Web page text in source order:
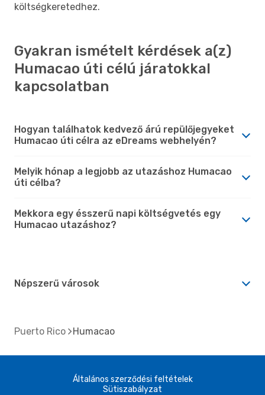
költségkeretedhez.
Gyakran ismételt kérdések a(z)
Humacao úti célú járatokkal
kapcsolatban
Hogyan találhatok kedvező árú repülőjegyeket
Humacao úti célra az eDreams webhelyén?
Melyik hónap a legjobb az utazáshoz Humacao
úti célba?
Mekkora egy ésszerű napi költségvetés egy
Humacao utazáshoz?
Népszerű városok
Puerto Rico Humacao
Általános szerződési feltételek
Sütiszabályzat